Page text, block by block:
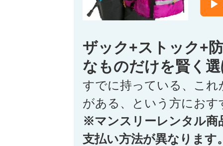
ザック+ストック+
なものだけを賢く
すでに持っている、こ
がある、という方にお
※マンスリーレンタル商
支払い方法が異なります